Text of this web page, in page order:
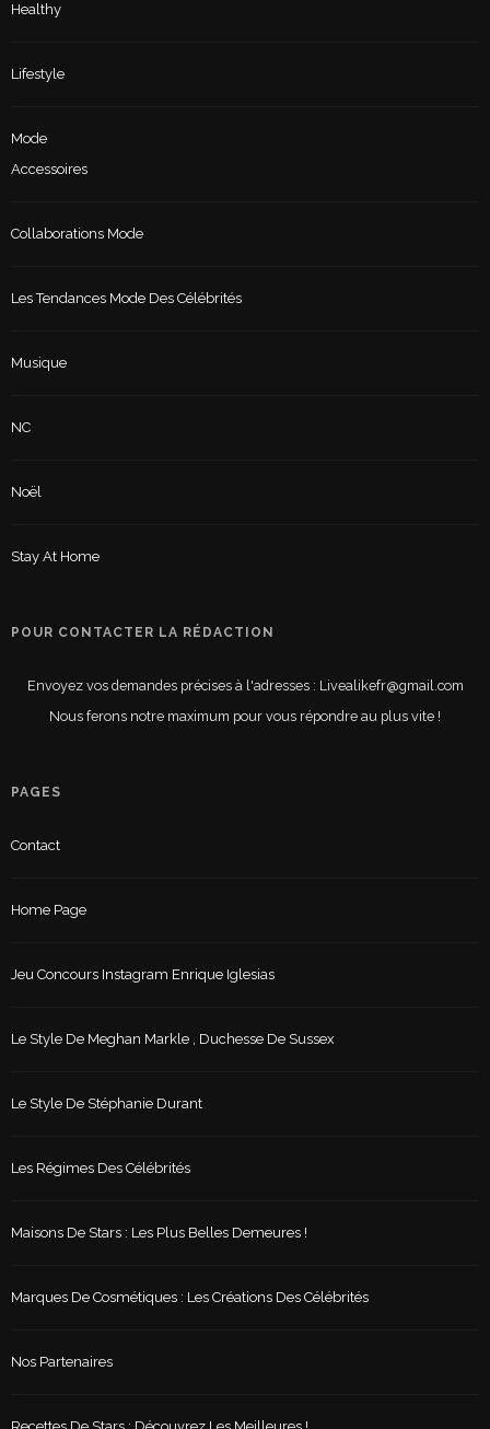
Healthy
Lifestyle
Mode
Accessoires
Collaborations Mode
Les Tendances Mode Des Célébrités
Musique
NC
Noël
Stay At Home
POUR CONTACTER LA RÉDACTION
Envoyez vos demandes précises à l'adresses : Livealikefr@gmail.com
Nous ferons notre maximum pour vous répondre au plus vite !
PAGES
Contact
Home Page
Jeu Concours Instagram Enrique Iglesias
Le Style De Meghan Markle , Duchesse De Sussex
Le Style De Stéphanie Durant
Les Régimes Des Célébrités
Maisons De Stars : Les Plus Belles Demeures !
Marques De Cosmétiques : Les Créations Des Célébrités
Nos Partenaires